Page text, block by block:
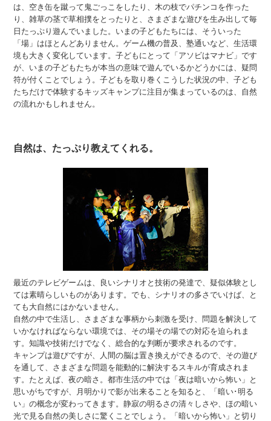
は、空き缶を蹴って鬼ごっこをしたり、木の枝でパチンコを作った
り、雑草の茎で草相撲をとったりと、さまざまな遊びを生み出して毎
日たっぷり遊んでいました。いまの子どもたちには、そういった
「場」はほとんどありません。ゲーム機の普及、塾通いなど、生活環
境も大きく変化しています。子どもにとって「アソビはマナビ」です
が、いまの子どもたちが本当の意味で遊んでいるかどうかには、疑問
符が付くことでしょう。子どもを取り巻くこうした状況の中、子ども
たちだけで体験するキッズキャンプに注目が集まっているのは、自然
の流れかもしれません。
自然は、たっぷり教えてくれる。
最近のテレビゲームは、良いシナリオと技術の発達で、疑似体験とし
ては素晴らしいものがあります。でも、シナリオの多さでいけば、と
ても大自然にはかないません。
自然の中で生活し、さまざまな事柄から刺激を受け、問題を解決して
いかなければならない環境では、その場その場での対応を迫られま
す。知識や技術だけでなく、総合的な判断が要求されるのです。
キャンプは遊びですが、人間の脳は置き換えができるので、その遊び
を通して、さまざまな問題を能動的に解決するスキルが育成されま
す。たとえば、夜の暗さ。都市生活の中では「夜は暗いから怖い」と
思いがちですが、月明かりで影が出来ることを知ると、「暗い･明る
い」の概念が変わってきます。静寂の明るさの清々しさや、ほの暗い
光で見る自然の美しさに驚くことでしょう。「暗いから怖い」と切り